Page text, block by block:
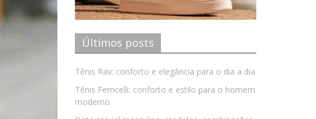
Últimos posts
Tênis Rav: conforto e elegância para o dia a dia
Tênis Ferricelli: conforto e estilo para o homem
moderno